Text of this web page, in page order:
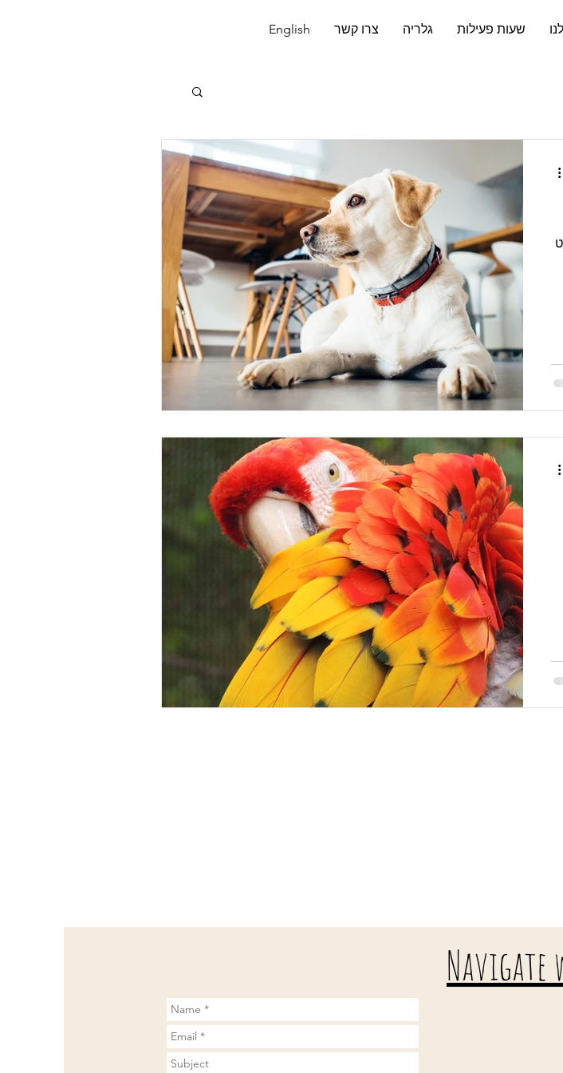
English צרו קשר גלריה שעות פעילות
Navigate